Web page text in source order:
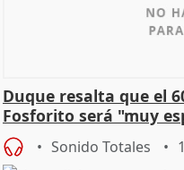
Duque resalta que el
Fosforito será "muy
Sonido Totales